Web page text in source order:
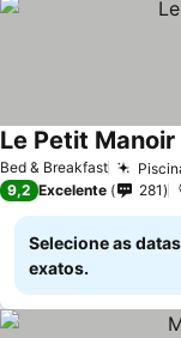
Bed & Breakfast
Le Petit
9,2 Excelente 281
Selecione as
exatos.